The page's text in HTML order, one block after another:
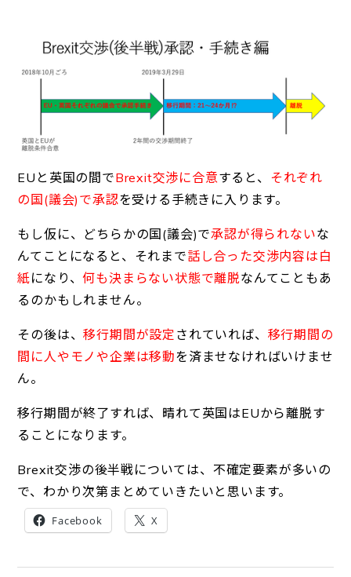
EUと英国の間でBrexit交渉に合意すると、 それぞれ
の国(議会)で承認を受ける手続きに入ります。
もし仮に、どちらかの国(議会)で承認が得られないな
んてことになると、それまで話し合った交渉内容は白
紙になり、何も決まらない状態で離脱なんてこともあ
るのかもしれません。
その後は、移行期間が設定 されていれば、 移行期間の
間に人やモノや企業は移動を済ませなければいけませ
ん。
移行期間が終了すれば、晴れて英国はEUから離脱す
ることになります。
Brexit交渉の後半戦については、不確定要素が多いの
で、わかり次第まとめていきたいと思います。
Facebook X